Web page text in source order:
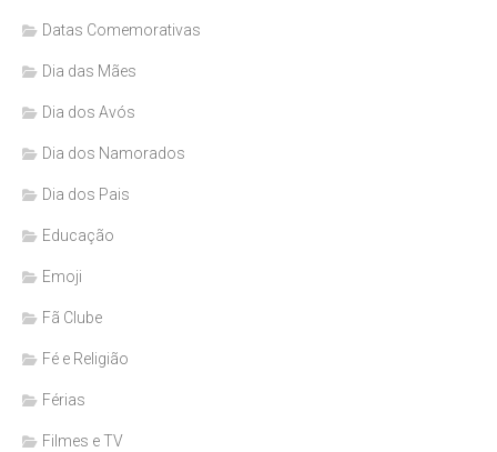
Datas Comemorativas
Dia das Mães
Dia dos Avós
Dia dos Namorados
Dia dos Pais
Educação
Emoji
Fã Clube
Fé e Religião
Férias
Filmes e TV